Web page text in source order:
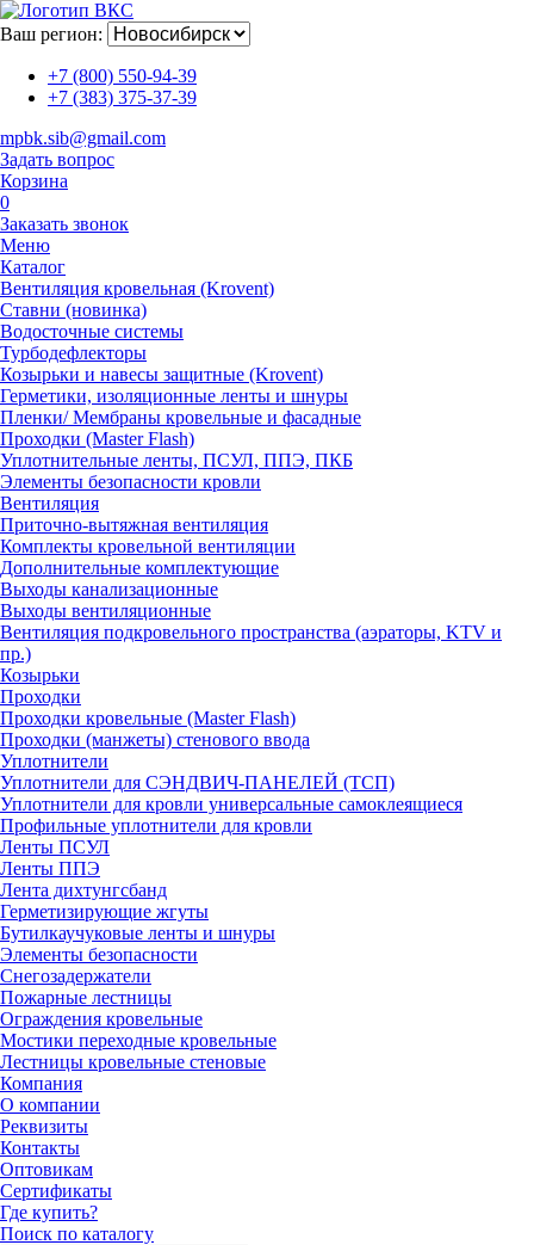
Ваш регион:
+7 (800) 550-94-39
+7 (383) 375-37-39
mpbk.sib@gmail.com
Задать вопрос
Корзина
0
Заказать звонок
Меню
Каталог
Вентиляция кровельная (Krovent)
Ставни (новинка)
Водосточные системы
Турбодефлекторы
Козырьки и навесы защитные (Krovent)
Герметики, изоляционные ленты и шнуры
Пленки/ Мембраны кровельные и фасадные
Проходки (Master Flash)
Уплотнительные ленты, ПСУЛ, ППЭ, ПКБ
Элементы безопасности кровли
Вентиляция
Приточно-вытяжная вентиляция
Комплекты кровельной вентиляции
Дополнительные комплектующие
Выходы канализационные
Выходы вентиляционные
Вентиляция подкровельного пространства (аэраторы, KTV и
пр.)
Козырьки
Проходки
Проходки кровельные (Master Flash)
Проходки (манжеты) стенового ввода
Уплотнители
Уплотнители для СЭНДВИЧ-ПАНЕЛЕЙ (ТСП)
Уплотнители для кровли универсальные самоклеящиеся
Профильные уплотнители для кровли
Ленты ПСУЛ
Ленты ППЭ
Лента дихтунгсбанд
Герметизирующие жгуты
Бутилкаучуковые ленты и шнуры
Элементы безопасности
Снегозадержатели
Пожарные лестницы
Ограждения кровельные
Мостики переходные кровельные
Лестницы кровельные стеновые
Компания
О компании
Реквизиты
Контакты
Оптовикам
Сертификаты
Где купить?
Поиск по каталогу